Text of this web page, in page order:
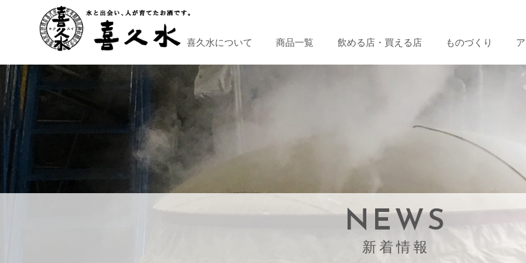
喜久水について 商品一覧 飲める店・ 買える店 ものづくり
NEWS
新着情報